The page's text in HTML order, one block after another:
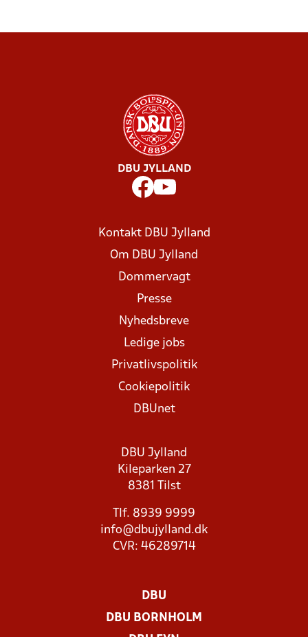
DBU JYLLAND
Kontakt DBU Jylland
Om DBU Jylland
Dommervagt
Presse
Nyhedsbreve
Ledige jobs
Privatlivspolitik
Cookiepolitik
DBUnet
DBU Jylland
Kileparken 27
8381 Tilst
Tlf. 8939 9999
info@dbujylland.dk
CVR: 46289714
DBU
DBU BORNHOLM